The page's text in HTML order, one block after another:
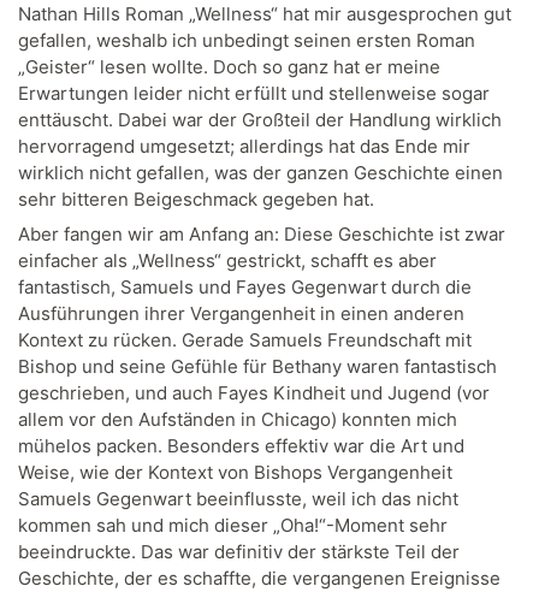
Nathan Hills Roman „Wellness“ hat mir ausgesprochen gut
gefallen, weshalb ich unbedingt seinen ersten Roman
„Geister“ lesen wollte. Doch so ganz hat er meine
Erwartungen leider nicht erfüllt und stellenweise sogar
enttäuscht. Dabei war der Großteil der Handlung wirklich
hervorragend umgesetzt; allerdings hat das Ende mir
wirklich nicht gefallen, was der ganzen Geschichte einen
sehr bitteren Beigeschmack gegeben hat.
Aber fangen wir am Anfang an: Diese Geschichte ist zwar
einfacher als „Wellness“ gestrickt, schafft es aber
fantastisch, Samuels und Fayes Gegenwart durch die
Ausführungen ihrer Vergangenheit in einen anderen
Kontext zu rücken. Gerade Samuels Freundschaft mit
Bishop und seine Gefühle für Bethany waren fantastisch
geschrieben, und auch Fayes Kindheit und Jugend (vor
allem vor den Aufständen in Chicago) konnten mich
mühelos packen. Besonders effektiv war die Art und
Weise, wie der Kontext von Bishops Vergangenheit
Samuels Gegenwart beeinflusste, weil ich das nicht
kommen sah und mich dieser „Oha!“-Moment sehr
beeindruckte. Das war definitiv der stärkste Teil der
Geschichte, der es schaffte, die vergangenen Ereignisse